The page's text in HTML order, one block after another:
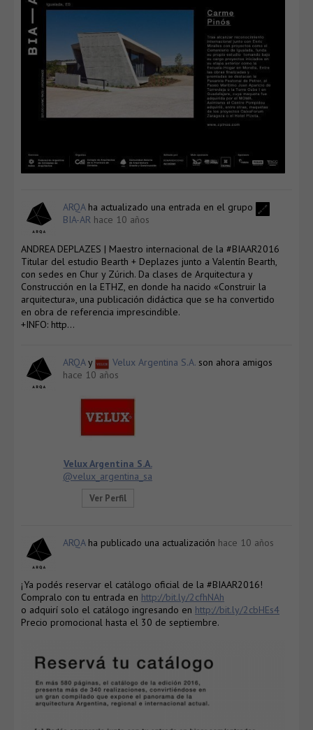
ARQAha actualizado una entrada en el grupo
BIA-AR hace 10 años
ANDREA DEPLAZES | Maestro internacional de la #BIAAR2016
Titular del estudio Bearth + Deplazes junto a Valentín Bearth,
con sedes en Chur y Zúrich. Da clases de Arquitectura y
Construcción en la ETHZ, en donde ha nacido «Construir la
arquitectura», una publicación didáctica que se ha convertido
en obra de referencia imprescindible.
+INFO: http…
ARQAy Velux Argentina S.A. son ahora amigos
hace 10 años
Velux Argentina S.A.
@velux_argentina_sa
Ver Perfil
ARQAha publicado una actualización hace 10 años
¡Ya podés reservar el catálogo oficial de la #BIAAR2016!
Compralo con tu entrada en http://bit.ly/2cfhNAh
o adquirí solo el catálogo ingresando en http://bit.ly/2cbHEs4
Precio promocional hasta el 30 de septiembre.